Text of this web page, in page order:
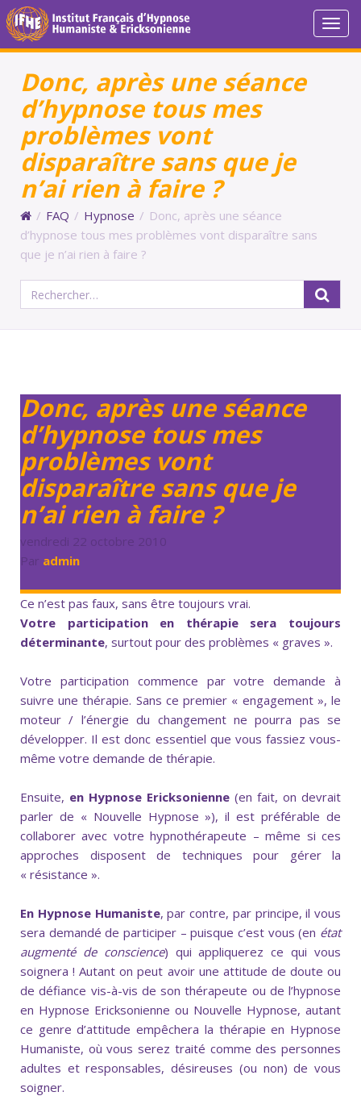
Donc, après une séance
d’hypnose tous mes
problèmes vont
disparaître sans que je
n’ai rien à faire ?
/ FAQ / Hypnose / Donc, après une séance
d’hypnose tous mes problèmes vont disparaître sans
que je n’ai rien à faire ?
Donc, après une séance
d’hypnose tous mes
problèmes vont
disparaître sans que je
n’ai rien à faire ?
vendredi 22 octobre 2010
Par admin
Ce n’est pas faux, sans être toujours vrai.
Votre participation en thérapie sera toujours
déterminante, surtout pour des problèmes « graves ».
Votre participation commence par votre demande à
suivre une thérapie. Sans ce premier « engagement », le
moteur / l’énergie du changement ne pourra pas se
développer. Il est donc essentiel que vous fassiez vous-
même votre demande de thérapie.
Ensuite, en Hypnose Ericksonienne (en fait, on devrait
parler de « Nouvelle Hypnose »), il est préférable de
collaborer avec votre hypnothérapeute – même si ces
approches disposent de techniques pour gérer la
« résistance ».
En Hypnose Humaniste, par contre, par principe, il vous
sera demandé de participer – puisque c’est vous (en état
augmenté de conscience) qui appliquerez ce qui vous
soignera ! Autant on peut avoir une attitude de doute ou
de défiance vis-à-vis de son thérapeute ou de l’hypnose
en Hypnose Ericksonienne ou Nouvelle Hypnose, autant
ce genre d’attitude empêchera la thérapie en Hypnose
Humaniste, où vous serez traité comme des personnes
adultes et responsables, désireuses (ou non) de vous
soigner.